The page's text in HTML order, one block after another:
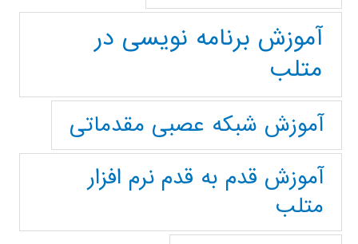
آموزش برنامه نویسی در
متلب
آموزش شبکه عصبی مقدماتی
آموزش قدم به قدم نرم افزار
متلب